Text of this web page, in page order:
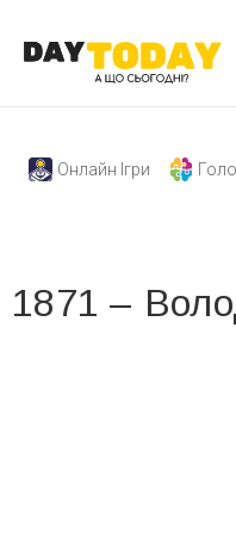
Онлайн Ігри
1871 –